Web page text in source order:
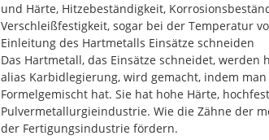
und Härte, Hitzebeständigkeit,
Verschleißfestigkeit, sogar bei der Temperatur
Einleitung des Hartmetalls Einsätze schneiden
Das Hartmetall, das Einsätze schneidet,
alias Karbidlegierung, wird gemacht, indem
Formelgemischt hat. Sie hat hohe Härte,
Pulvermetallurgieindustrie. Wie die Zähne der
der Fertigungsindustrie fördern.